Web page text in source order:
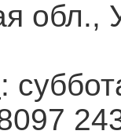
обл.,
: